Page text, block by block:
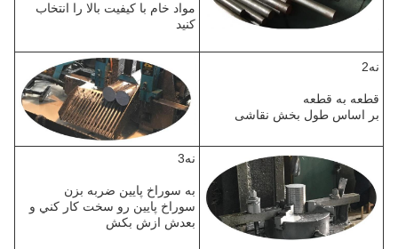
مواد خام با کیفیت بالا را انتخاب
کنید
نه2
قطعه به قطعه
بر اساس طول بخش نقاشی
نه3
به سوراخ پايين ضربه بزن
سوراخ پايين رو سخت کار کني و
بعدش ازش بکش